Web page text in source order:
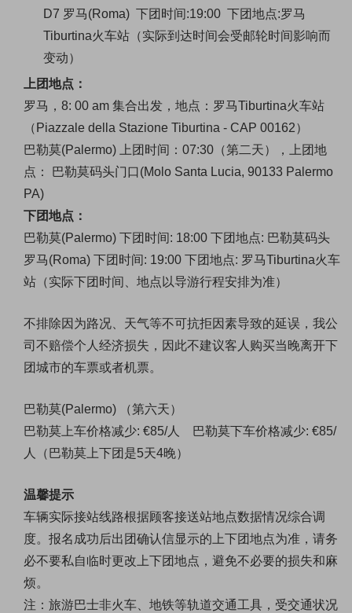
D7 罗马(Roma) 下团时间:19:00 下团地点:罗马
Tiburtina火车站（实际到达时间会受邮轮时间影响而
变动）
上团地点：
罗马，8: 00 am 集合出发，地点：罗马Tiburtina火车站
（Piazzale della Stazione Tiburtina - CAP 00162）
巴勒莫(Palermo) 上团时间：07:30 （第二天）
，上团地
点：
巴勒莫码头门口(Molo Santa Lucia, 90133 Palermo
PA)
下团地点：
巴勒莫(Palermo) 下团时间: 18:00 下团地点: 巴勒莫码头
罗马(Roma) 下团时间: 19:00 下团地点: 罗马Tiburtina火车
站 （实际下团时间、地点以导游行程安排为准）
不排除因为路况、天气等不可抗拒因素导致的延误，我公
司不赔偿个人经济损失 ，因此不建议客人购买当晚离开下
团城市的车票或者机票。
巴勒莫(Palermo)
（第六天）
巴勒莫上车价格减少: €85/人 巴勒莫下车价格减少: €85/
人（巴勒莫上下团是5天4晚）
温馨提示
车辆实际接站线路根据顾客接送站地点数据情况综合调
度。报名成功后出团确认信显示的上下团地点为准，请务
必不要私自临时更改上下团地点，避免不必要的损失和麻
烦。
注：旅游巴士非火车、地铁等轨道交通工具，受交通状况